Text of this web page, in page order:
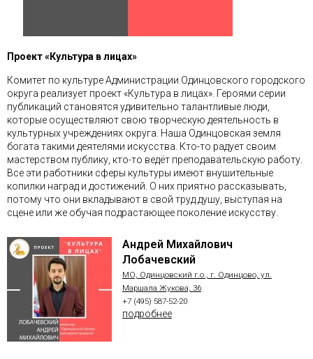
Проект «Культура в лицах»
Комитет по культуре Администрации Одинцовского городского
округа реализует проект «Культура в лицах». Героями серии
публикаций становятся удивительно талантливые люди,
которые осуществляют свою творческую деятельность в
культурных учреждениях округа. Наша Одинцовская земля
богата такими деятелями искусства. Кто-то радует своим
мастерством публику, кто-то ведёт преподавательскую работу.
Все эти работники сферы культуры имеют внушительные
копилки наград и достижений. О них приятно рассказывать,
потому что они вкладывают в свой труд душу, выступая на
сцене или же обучая подрастающее поколение искусству.
Андрей Михайлович
Лобачевский
МО, Одинцовский г.о., г. Одинцово, ул.
Маршала Жукова, 36
+7 (495) 587-52-20
подробнее